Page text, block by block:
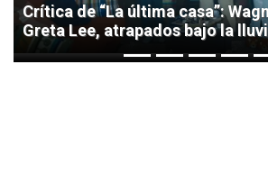
Crítica de “La última casa”:
Greta Lee, atrapados bajo la